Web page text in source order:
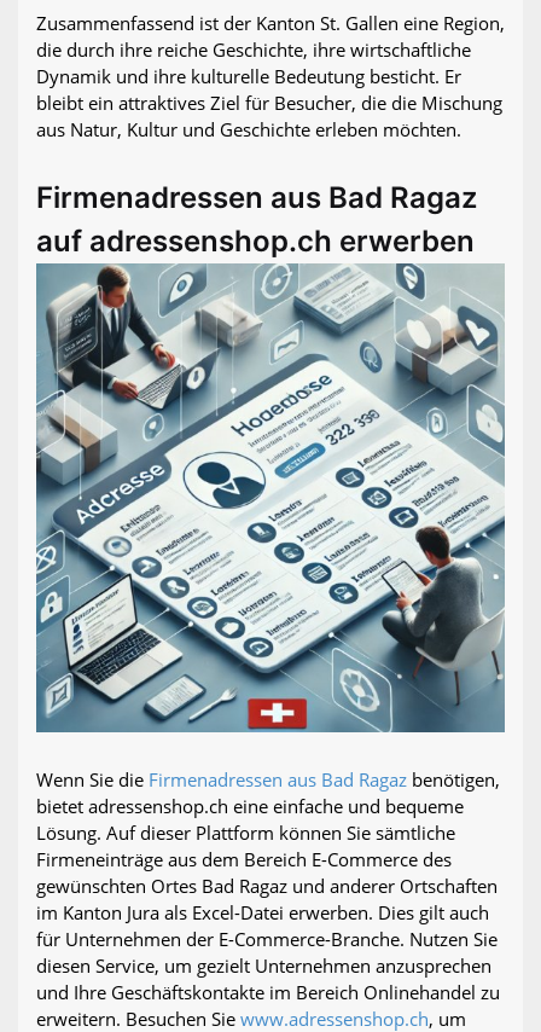
Zusammenfassend ist der Kanton St. Gallen eine Region,
die durch ihre reiche Geschichte, ihre wirtschaftliche
Dynamik und ihre kulturelle Bedeutung besticht. Er
bleibt ein attraktives Ziel für Besucher, die die Mischung
aus Natur, Kultur und Geschichte erleben möchten.
Firmenadressen aus Bad Ragaz
auf adressenshop.ch erwerben
Wenn Sie die Firmenadressen aus Bad Ragaz benötigen,
bietet adressenshop.ch eine einfache und bequeme
Lösung. Auf dieser Plattform können Sie sämtliche
Firmeneinträge aus dem Bereich E-Commerce des
gewünschten Ortes Bad Ragaz und anderer Ortschaften
im Kanton Jura als Excel-Datei erwerben. Dies gilt auch
für Unternehmen der E-Commerce-Branche. Nutzen Sie
diesen Service, um gezielt Unternehmen anzusprechen
und Ihre Geschäftskontakte im Bereich Onlinehandel zu
erweitern. Besuchen Sie www.adressenshop.ch, um